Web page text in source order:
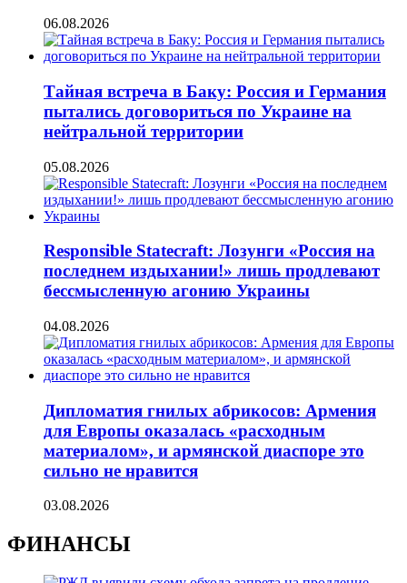
06.08.2026
Тайная встреча в Баку: Россия и Германия
пытались договориться по Украине на
нейтральной территории
05.08.2026
Responsible Statecraft: Лозунги «Россия на
последнем издыхании!» лишь продлевают
бессмысленную агонию Украины
04.08.2026
Дипломатия гнилых абрикосов: Армения
для Европы оказалась «расходным
материалом», и армянской диаспоре это
сильно не нравится
03.08.2026
ФИНАНСЫ